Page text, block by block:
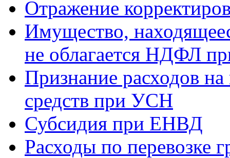
Отражение
Имущество,
не облагается НДФЛ
Признание расходов
средств при УСН
Субсидия при ЕНВД
Расходы по перевозке